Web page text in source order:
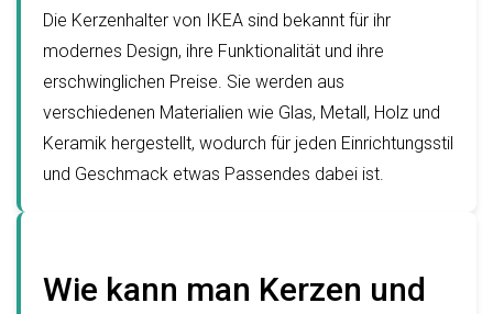
Die Kerzenhalter von IKEA sind bekannt für ihr
modernes Design, ihre Funktionalität und ihre
erschwinglichen Preise. Sie werden aus
verschiedenen Materialien wie Glas, Metall, Holz und
Keramik hergestellt, wodurch für jeden Einrichtungsstil
und Geschmack etwas Passendes dabei ist.
Wie kann man Kerzen und